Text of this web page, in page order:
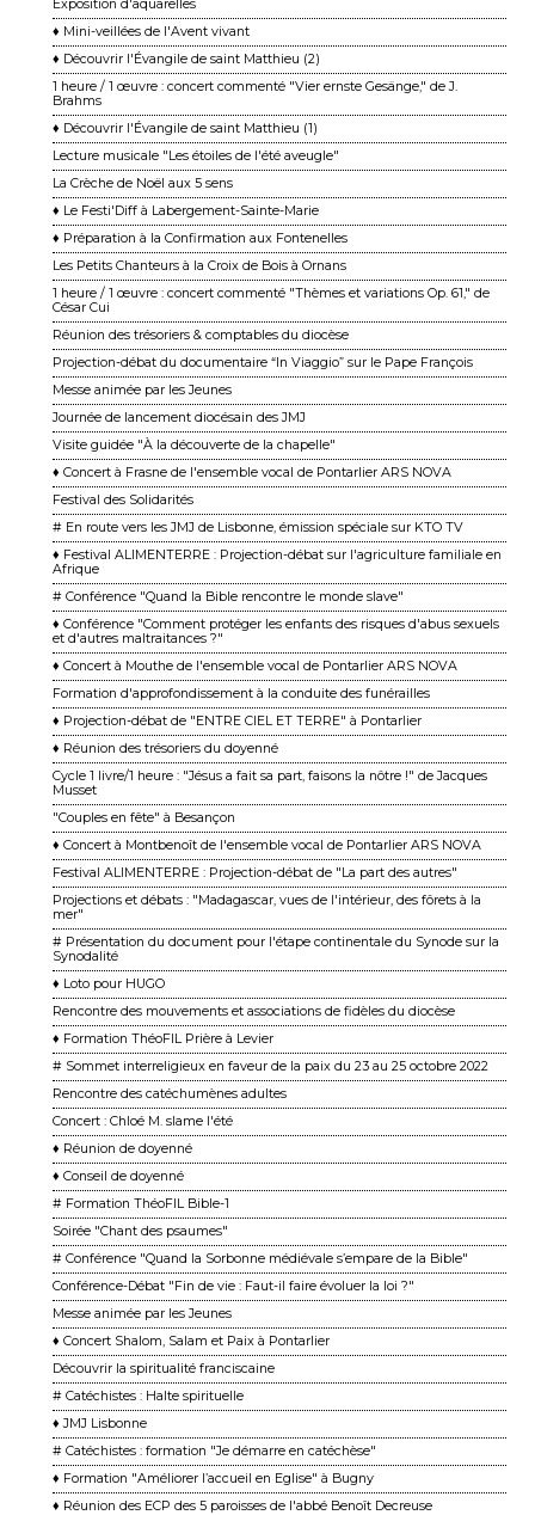
Exposition d'aquarelles
♦ Mini-veillées de l'Avent vivant
♦ Découvrir l'Évangile de saint Matthieu (2)
1 heure / 1 œuvre : concert commenté "Vier ernste Gesänge," de J.
Brahms
♦ Découvrir l'Évangile de saint Matthieu (1)
Lecture musicale "Les étoiles de l'été aveugle"
La Crèche de Noël aux 5 sens
♦ Le Festi'Diff à Labergement-Sainte-Marie
♦ Préparation à la Confirmation aux Fontenelles
Les Petits Chanteurs à la Croix de Bois à Ornans
1 heure / 1 œuvre : concert commenté "Thèmes et variations Op. 61," de
César Cui
Réunion des trésoriers & comptables du diocèse
Projection-débat du documentaire “In Viaggio” sur le Pape François
Messe animée par les Jeunes
Journée de lancement diocésain des JMJ
Visite guidée "À la découverte de la chapelle"
♦ Concert à Frasne de l'ensemble vocal de Pontarlier ARS NOVA
Festival des Solidarités
# En route vers les JMJ de Lisbonne, émission spéciale sur KTO TV
♦ Festival ALIMENTERRE : Projection-débat sur l'agriculture familiale en
Afrique
# Conférence "Quand la Bible rencontre le monde slave"
♦ Conférence "Comment protéger les enfants des risques d'abus sexuels
et d'autres maltraitances ?"
♦ Concert à Mouthe de l'ensemble vocal de Pontarlier ARS NOVA
Formation d'approfondissement à la conduite des funérailles
♦ Projection-débat de "ENTRE CIEL ET TERRE" à Pontarlier
♦ Réunion des trésoriers du doyenné
Cycle 1 livre/1 heure : "Jésus a fait sa part, faisons la nôtre !" de Jacques
Musset
"Couples en fête" à Besançon
♦ Concert à Montbenoît de l'ensemble vocal de Pontarlier ARS NOVA
Festival ALIMENTERRE : Projection-débat de "La part des autres"
Projections et débats : "Madagascar, vues de l'intérieur, des fôrets à la
mer"
# Présentation du document pour l'étape continentale du Synode sur la
Synodalité
♦ Loto pour HUGO
Rencontre des mouvements et associations de fidèles du diocèse
♦ Formation ThéoFIL Prière à Levier
# Sommet interreligieux en faveur de la paix du 23 au 25 octobre 2022
Rencontre des catéchumènes adultes
Concert : Chloé M. slame l'été
♦ Réunion de doyenné
♦ Conseil de doyenné
# Formation ThéoFIL Bible-1
Soirée "Chant des psaumes"
# Conférence "Quand la Sorbonne médiévale s’empare de la Bible"
Conférence-Débat "Fin de vie : Faut-il faire évoluer la loi ?"
Messe animée par les Jeunes
♦ Concert Shalom, Salam et Paix à Pontarlier
Découvrir la spiritualité franciscaine
# Catéchistes : Halte spirituelle
♦ JMJ Lisbonne
# Catéchistes : formation "Je démarre en catéchèse"
♦ Formation "Améliorer l’accueil en Eglise" à Bugny
♦ Réunion des ECP des 5 paroisses de l'abbé Benoît Decreuse